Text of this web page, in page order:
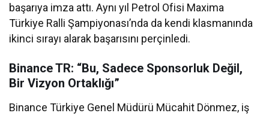
başarıya imza attı. Aynı yıl Petrol Ofisi Maxima
Türkiye Ralli Şampiyonası’nda da kendi klasmanında
ikinci sırayı alarak başarısını perçinledi.
Binance TR: “Bu, Sadece Sponsorluk Değil,
Bir Vizyon Ortaklığı”
Binance Türkiye Genel Müdürü Mücahit Dönmez, iş